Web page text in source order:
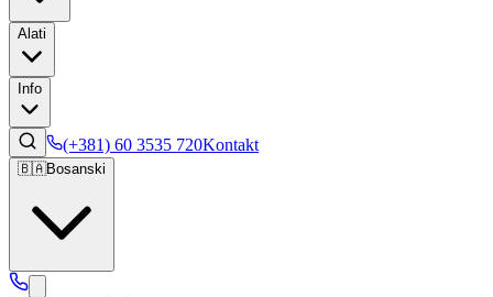
Alati
Info
(+381) 60 3535 720Kontakt
🇧🇦Bosanski